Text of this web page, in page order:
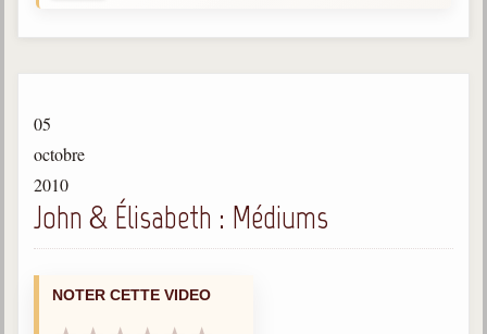
Divaldo Franco
Bibliothèque
Bibliothèque spirite
05
octobre
2010
John & Élisabeth : Médiums
NOTER CETTE VIDEO